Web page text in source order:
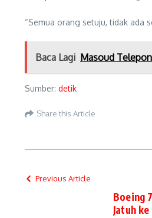
“Semua orang setuju, tidak ada
Baca Lagi Masoud
Sumber: detik
Share this Article
Previous Article
Boeing
Jatuh